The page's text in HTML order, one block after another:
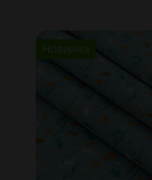
Новинка